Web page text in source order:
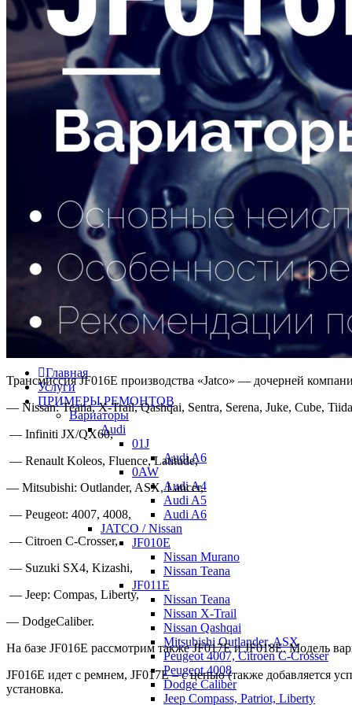
Главная
Услуги
ПРИМЕРЫ РЕМОНТОВ
Вариаторы
Audi
01J
Audi A6
0AW
Audi A4
Audi A5
Audi A6
JATCO / Nissan
JF010E
Nissan Murano
Nissan Teana
JF011E
Nissan Teana
Nissan X-Trail
Nissan Qashqai
Mitsubishi Outlander, ASX
Peugeot 4007, Citroen C-Crosser
Peugeot 4008
Dodge Caliber
Jeep Compass, Patriot, Liberty
Трансмиссия JF016E производства «Jatco» — дочерней
— Nissan: Teana, X-Trail, Qashqai, Sentra, Serena, Juke, Cube,
— Infiniti JX/QX60,
— Renault Koleos, Fluence, Latitude,
— Mitsubishi: Outlander, ASX, Lancer,
— Peugeot: 4007, 4008,
— Citroen C-Crosser,
— Suzuki SX4, Kizashi,
— Jeep: Compas, Liberty,
— DodgeCaliber.
На базе JF016E рассмотрим также JF017E и JF018E. Модель
JF016E идет с ремнем, JF017E – с цепью (также добавляется
установка.